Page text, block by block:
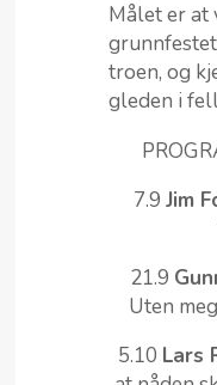
Målet er at
troen, og
gleden i
7.9 Jim
21.9
Uten
5.10 Lars